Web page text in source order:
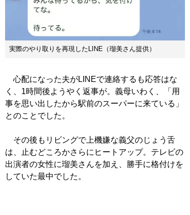
実際のやり取りを再現したLINE（瑠美さん提供）
心配になった夫がLINEで連絡するも応答はな
く、1時間後ようやく返事が。義母いわく、「用
事を思い出したから駅前のスーパーに来ている」
とのことでした。
その後もリビングで上機嫌な義父のじょう舌
は、止むどころかさらにヒートアップ。テレビの
出演者の女性に瑠美さんを加え、勝手に格付けを
していた最中でした。